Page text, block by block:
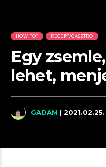
HOW TO? RECEPT/GASZTRO
Egy
lehet,
GADAM | 2021.02.25.